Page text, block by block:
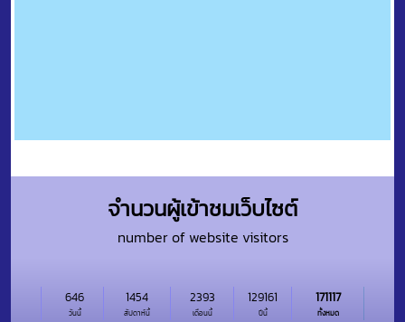
จำนวนผู้เข้าชมเว็บไซต์
number of website visitors
วันนี้
646
สัปดาห์นี้
1454
เดือนนี้
2393
ปีนี้
129161
ทั้งหมด
171117